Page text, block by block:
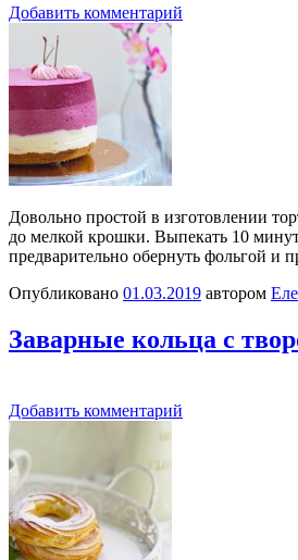
Добавить комментарий
Довольно простой в изготовлении
до мелкой крошки. Выпекать 10
предварительно обернуть фольгой и
Опубликовано 01.03.2019 автором
Заварные кольца с
Добавить комментарий